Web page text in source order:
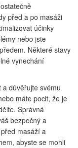
před a po masáži
účinky
nebo jste
Některé stavy
vynechání
důvěřujte svému
máte pocit, že je
Správná
bezpečný a
masáží a
abyste se mohli